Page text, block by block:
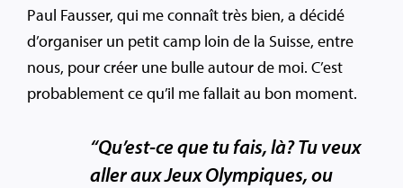
Paul Fausser, qui me connaît très bien, a décidé
d’organiser un petit camp loin de la Suisse, entre
nous, pour créer une bulle autour de moi. C’est
probablement ce qu’il me fallait au bon moment.
“Qu’est-ce que tu fais, là? Tu veux
aller aux Jeux Olympiques, ou